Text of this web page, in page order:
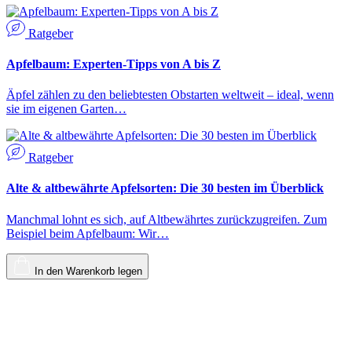
Ratgeber
Apfelbaum: Experten-Tipps von A bis Z
Äpfel zählen zu den beliebtesten Obstarten weltweit – ideal, wenn
sie im eigenen Garten…
Ratgeber
Alte & altbewährte Apfelsorten: Die 30 besten im Überblick
Manchmal lohnt es sich, auf Altbewährtes zurückzugreifen. Zum
Beispiel beim Apfelbaum: Wir…
In den Warenkorb legen